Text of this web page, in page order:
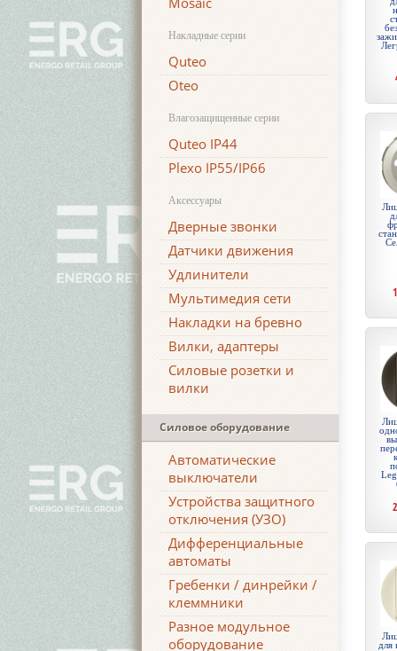
Накладные серии
Quteo
Oteo
Влагозащищенные серии
Quteo IP44
Plexo IP55/IP66
Аксессуары
Дверные звонки
Датчики движения
Удлинители
Мультимедия сети
Накладки на бревно
Вилки, адаптеры
Силовые розетки и
вилки
Силовое оборудование
Автоматические
выключатели
Устройства защитного
отключения (УЗО)
Дифференциальные
автоматы
Гребенки / динрейки /
клеммники
Разное модульное
оборудование
для